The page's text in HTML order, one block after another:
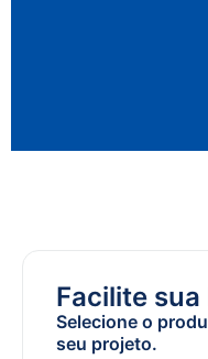
Facilite sua
Selecione o
seu projeto.